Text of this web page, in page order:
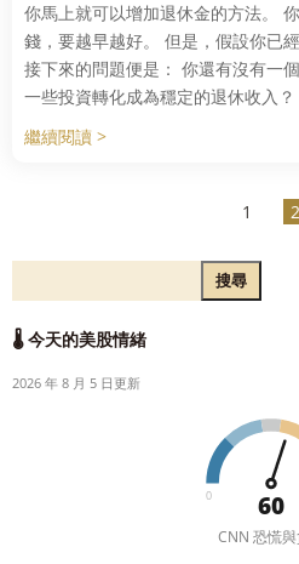
你馬上就可以增加退休金的方法。
錢，要越早越好。 但是，假設你已
接下來的問題便是： 你還有沒有一
一些投資轉化成為穩定的退休收入？
繼續閱讀 >
1 2
搜尋
🌡️ 今天的美股情緒
2026 年 8 月 5 日更新
0 60
CNN 恐慌